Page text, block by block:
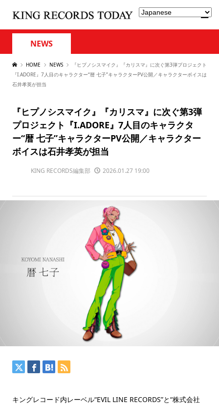
NEWS
HOME NEWS
『ヒプノシスマイク』『カリスマ』に次ぐ第3弾プロジェクト
『I.ADORE』7人目のキャラクター“暦 七子”キャラクターPV公開／キャラクターボイスは
石井孝英が担当
『ヒプノシスマイク』『カリスマ』に次ぐ第3弾
プロジェクト『I.ADORE』7人目のキャラクタ
ー“暦 七子”キャラクターPV公開／キャラクター
ボイスは石井孝英が担当
KING RECORDS編集部 2026.01.27 19:00
キングレコード内レーベル“EVIL LINE RECORDS”と“株式会社